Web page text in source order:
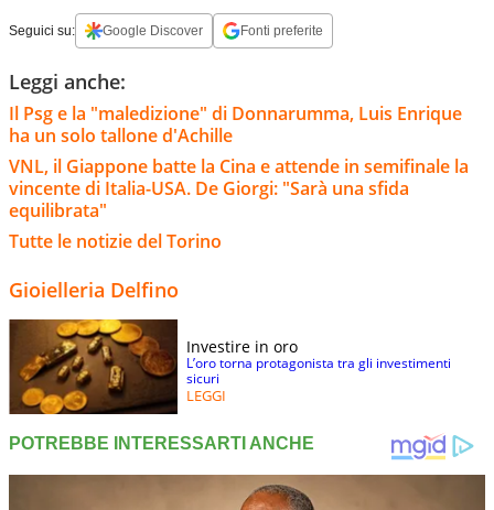
Seguici su: Google Discover Fonti preferite
Leggi anche:
Il Psg e la "maledizione" di Donnarumma, Luis Enrique
ha un solo tallone d'Achille
VNL, il Giappone batte la Cina e attende in semifinale la
vincente di Italia-USA. De Giorgi: "Sarà una sfida
equilibrata"
Tutte le notizie del Torino
Gioielleria Delfino
Investire in oro
L’oro torna protagonista tra gli investimenti
sicuri
LEGGI